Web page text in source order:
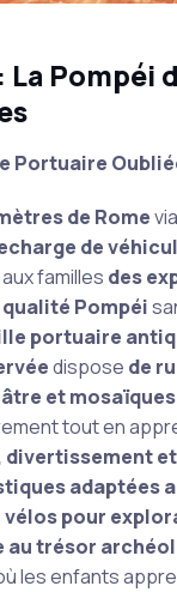
Pompéi
Portuaire
de Rome
de
familles des
Pompéi
portuaire
dispose de
et mosaïques
tout en
divertissement
adaptées
pour
au trésor
les enfants